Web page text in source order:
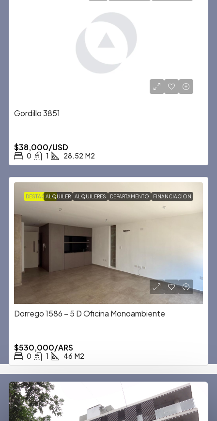
Gordillo 3851
$38,000/USD
0 1 28.52 M2
DESTACADAALQUILER ALQUILERES DEPARTAMENTO FINANCIACION
Dorrego 1586 – 5 D Oficina Monoambiente
$530,000/ARS
0 1 46 M2